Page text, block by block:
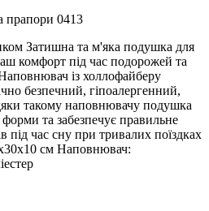
прапори 0413
Затишна та м'яка подушка для
комфорт під час подорожей та
із холлофайберу
безпечний, гіпоалергенний,
такому наповнювачу подушка
та забезпечує правильне
час сну при тривалих поїздках
см Наповнювач: